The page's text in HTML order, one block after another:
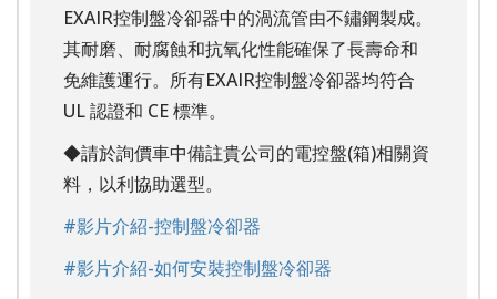
EXAIR控制盤冷卻器中的渦流管由不鏽鋼製成。
其耐磨、耐腐蝕和抗氧化性能確保了長壽命和
免維護運行。所有EXAIR控制盤冷卻器均符合
UL 認證和 CE 標準。
◆請於詢價車中備註貴公司的電控盤(箱)相關資
料，以利協助選型。
#影片介紹-控制盤冷卻器
#影片介紹-如何安裝控制盤冷卻器